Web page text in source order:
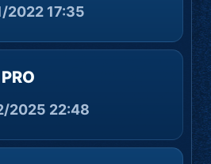
2022 17:35
2025 22:48